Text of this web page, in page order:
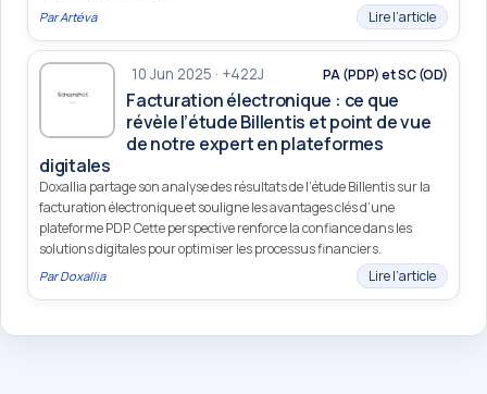
ParArtéva Lire l’article
10 Jun 2025 · +422J PA (PDP) et SC (OD)
Facturation électronique : ce que
révèle l’étude Billentis et point de vue
de notre expert en plateformes
digitales
Doxallia partage son analyse des résultats de l’étude Billentis sur la
facturation électronique et souligne les avantages clés d’une
plateforme PDP. Cette perspective renforce la confiance dans les
solutions digitales pour optimiser les processus financiers.
ParDoxallia Lire l’article